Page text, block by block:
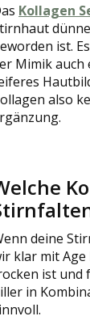
Kollagen
ist.
Mimik
also
deine
klar mit Age
ist und
in